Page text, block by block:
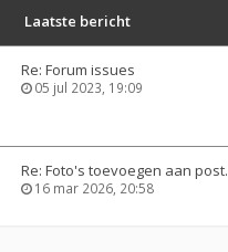
Laatste bericht
Re: Forum issues
05 jul 2023, 19:09
Re: Foto's toevoegen aan post.
16 mar 2026, 20:58